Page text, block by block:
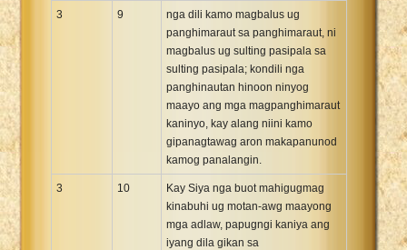
3 9
nga dili kamo magbalus ug
panghimaraut sa panghimaraut, ni
magbalus ug sulting pasipala sa
sulting pasipala; kondili nga
panghinautan hinoon ninyog
maayo ang mga magpanghimaraut
kaninyo, kay alang niini kamo
gipanagtawag aron makapanunod
kamog panalangin.
3 10
Kay Siya nga buot mahigugmag
kinabuhi ug motan-awg maayong
mga adlaw, papugngi kaniya ang
iyang dila gikan sa